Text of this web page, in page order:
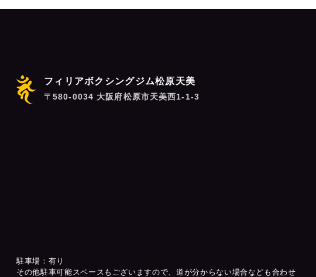
フィリアボクシングジム松原天美
〒580-0034 大阪府松原市天美西1-1-3
駐車場：有り
その他駐車可能スペースもございますので、道が分からない場合なども合わせ